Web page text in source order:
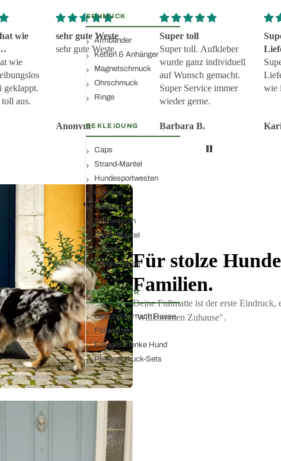
SCHMUCK
Armbänder
Ketten & Anhänger
Magnetschmuck
Ohrschmuck
Ringe
BEKLEIDUNG
Caps
Strand-Mantel
Hundesportwesten
Hoodies
Halstücher
Warnwesten
Gassi-Mantel
T-Shirts
Strickmützen
BESTSELLER
Geschenke nach Rasse
Fußmatten
Fotogeschenke Hund
Pfotenabdruck-Sets
Strapazierfähiger Velourflies – ideal für den
Pflegeleicht – einfach absaugen oder bei 30 °C
Maße: 40 × 60 cm (Druckfläche: 36 × 56 cm)
Wähle aus über 200 Hunderassen – vom
Schäferhund
Dein persönlicher Hunde-Eingangsbereich
Ob als Geschenk oder für deinen eigenen Haushalt
hat.
Mit Liebe handgemacht in Deutschland
wie
wie
geklappt.
aus.
sehr gute Weste
sehr gute Weste,
Anonym
Super toll
Super toll. Aufkleber
wurde ganz individuell
auf Wunsch gemacht.
Super Service immer
wieder gerne.
Barbara B.
wie
Für stolze
Familien.
Deine Fußmatte ist der erste
"Willkommen Zuhause".